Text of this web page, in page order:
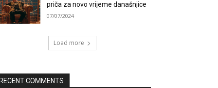
priča za novo vrijeme današnjice
07/07/2024
Load more
COMMENTS